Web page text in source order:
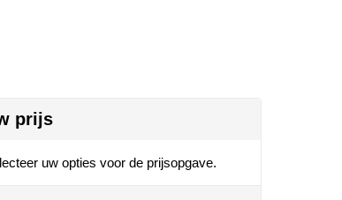
prijs
uw opties voor de prijsopgave.